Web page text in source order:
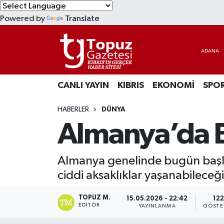
Powered by Translate
CANLI YAYIN KIBRIS EKONOMİ
HABERLER DÜNYA
Almanya’da
Almanya genelinde bugün
ciddi aksaklıklar
TOPUZ M.
EDITÖR
15.05.2026 - 22:42
YAYINLANMA
122
EKONOMİ
MAGAZİN
SAĞLIK
Lefkoşa Nöbetçi Eczaneler
Lefkoşa Hava Durumu
Lefkoşa Trafik Yoğunluk Haritası
Süper Lig Puan Durumu ve Fikstür
Tüm Manşetler
Son Dakika Haberleri